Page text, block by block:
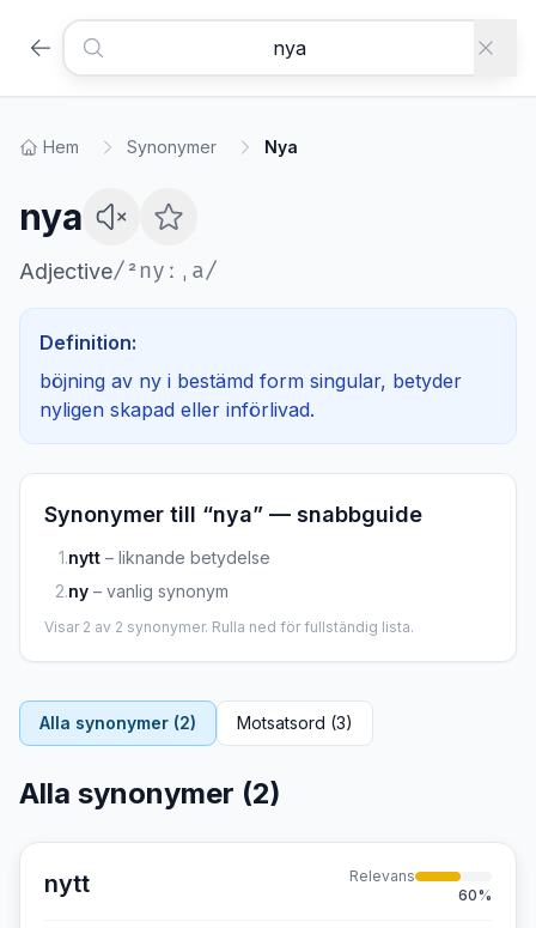
Hem Synonymer Nya
nya
Adjective/²nyːˌa/
Definition:
böjning av ny i bestämd form singular, betyder
nyligen skapad eller införlivad.
Synonymer till “nya” — snabbguide
1.nytt – liknande betydelse
2.ny – vanlig synonym
Visar 2 av 2 synonymer. Rulla ned för fullständig lista.
Alla synonymer (2) Motsatsord (3)
Alla synonymer (2)
nytt
Relevans
60%